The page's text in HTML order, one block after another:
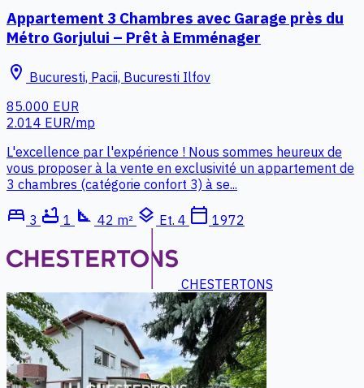
Appartement 3 Chambres avec Garage près du
Métro Gorjului – Prêt à Emménager
location_on Bucuresti, Pacii, Bucuresti Ilfov
85.000 EUR
2.014 EUR/mp
L'excellence par l'expérience ! Nous sommes heureux de
vous proposer à la vente en exclusivité un appartement de
3 chambres (catégorie confort 3) à se...
bed 3 bathtub 1 square_foot 42 m² layers Et. 4 calendar_today 1972
CHESTERTONS